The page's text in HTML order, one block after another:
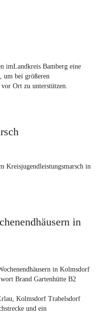
imLandkreis Bamberg eine
um bei größeren
vor Ort zu unterstützen.
Kreisjugendleistungsmarsch in
in
in Kolmsdorf
Brand Gartenhütte B2
Kolmsdorf Trabelsdorf
und ein